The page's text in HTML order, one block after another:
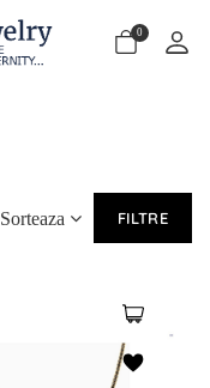
0
Sorteaza FILTRE